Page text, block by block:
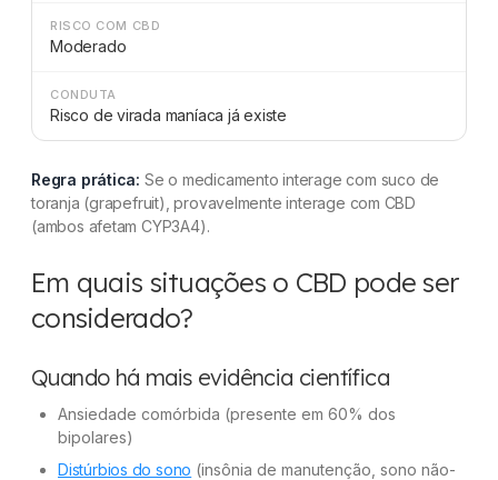
RISCO COM CBD
Moderado
CONDUTA
Risco de virada maníaca já existe
Regra prática: Se o medicamento interage com suco de
toranja (grapefruit), provavelmente interage com CBD
(ambos afetam CYP3A4).
Em quais situações o CBD pode ser
considerado?
Quando há mais evidência científica
Ansiedade comórbida (presente em 60% dos
bipolares)
Distúrbios do sono (insônia de manutenção, sono não-